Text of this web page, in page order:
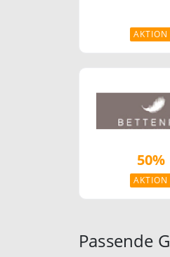
AKTION
50%
AKTION
Passende